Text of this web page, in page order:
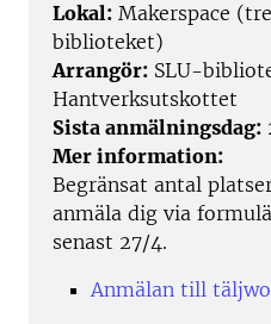
Lokal: Makerspace
biblioteket)
Arrangör: SLU-
Hantverksutskottet
Sista anmälningsdag:
Mer information:
Begränsat antal
anmäla dig via
senast 27/4.
Anmälan till